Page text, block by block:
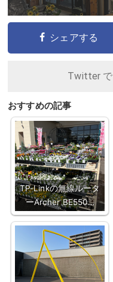
シェアする
Twitter で
おすすめの記事
TP-Linkの無線ルータ
ーArcher BE550…